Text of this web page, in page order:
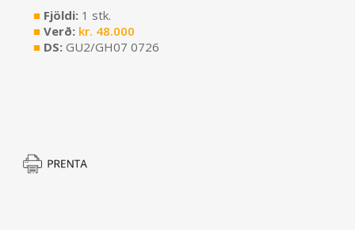
■Fjöldi: 1 stk.
■Verð: kr. 48.000
■DS: GU2/GH07 0726